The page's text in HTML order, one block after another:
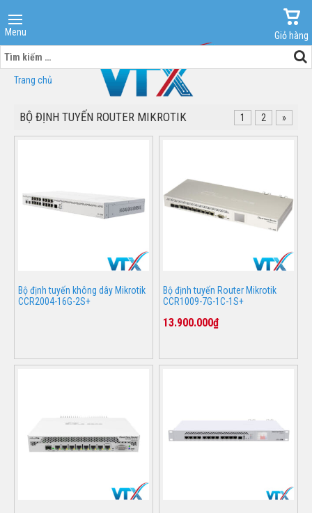
Menu
Giỏ hàng
Tìm
kiếm
cho:Trang chủ
BỘ ĐỊNH TUYẾN ROUTER MIKROTIK 1 2 »
Bộ định tuyến không dây Mikrotik
CCR2004-16G-2S+
Bộ định tuyến Router Mikrotik
CCR1009-7G-1C-1S+
13.900.000₫